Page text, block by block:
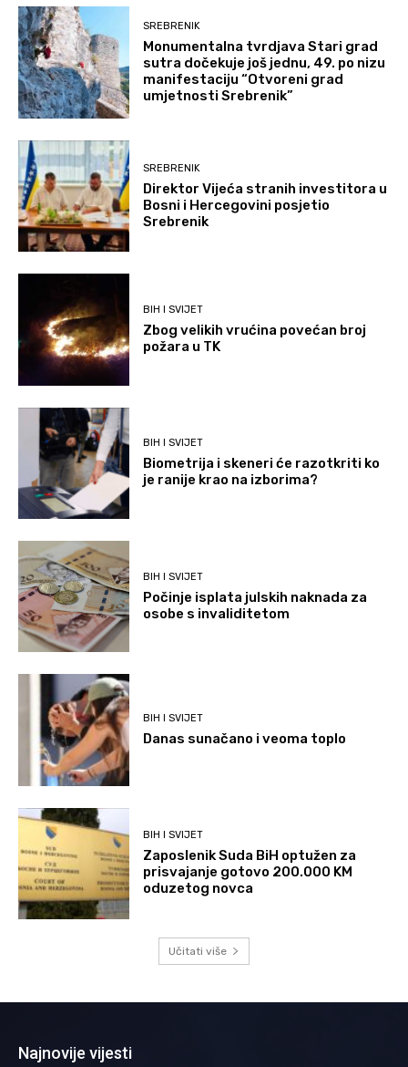
SREBRENIK
Monumentalna tvrdjava Stari grad
sutra dočekuje još jednu, 49. po nizu
manifestaciju “Otvoreni grad
umjetnosti Srebrenik”
SREBRENIK
Direktor Vijeća stranih investitora u
Bosni i Hercegovini posjetio
Srebrenik
BIH I SVIJET
Zbog velikih vrućina povećan broj
požara u TK
BIH I SVIJET
Biometrija i skeneri će razotkriti ko
je ranije krao na izborima?
BIH I SVIJET
Počinje isplata julskih naknada za
osobe s invaliditetom
BIH I SVIJET
Danas sunačano i veoma toplo
BIH I SVIJET
Zaposlenik Suda BiH optužen za
prisvajanje gotovo 200.000 KM
oduzetog novca
Učitati više
Najnovije vijesti